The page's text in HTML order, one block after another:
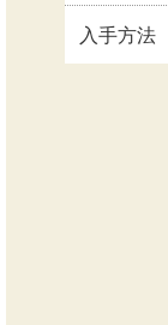
入手方法